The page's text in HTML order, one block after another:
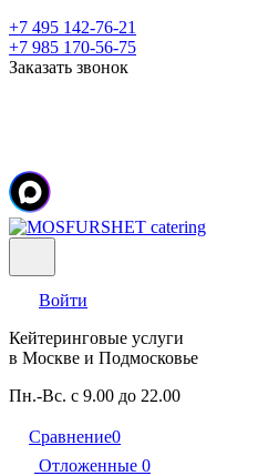
+7 495 142-76-21
+7 985 170-56-75
Заказать звонок
Войти
Кейтеринговые услуги
в Москве и Подмосковье
Пн.-Вс. с 9.00 до 22.00
Сравнение0
Отложенные 0